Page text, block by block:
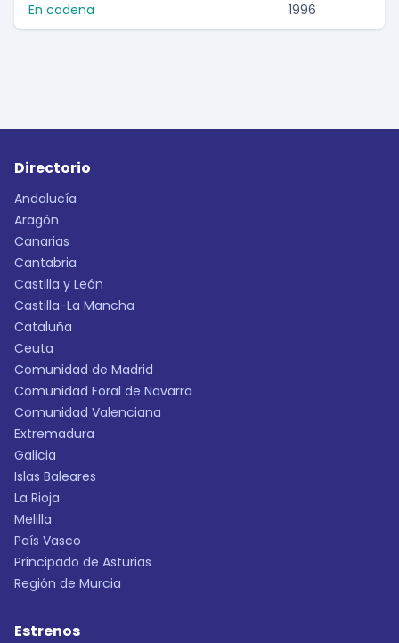
En cadena 1996
Directorio
Andalucía
Aragón
Canarias
Cantabria
Castilla y León
Castilla-La Mancha
Cataluña
Ceuta
Comunidad de Madrid
Comunidad Foral de Navarra
Comunidad Valenciana
Extremadura
Galicia
Islas Baleares
La Rioja
Melilla
País Vasco
Principado de Asturias
Región de Murcia
Estrenos